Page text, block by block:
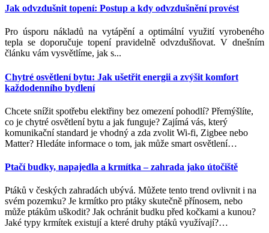
Jak odvzdušnit topení: Postup a kdy odvzdušnění provést
Pro úsporu nákladů na vytápění a optimální využití vyrobeného
tepla se doporučuje topení pravidelně odvzdušňovat. V dnešním
článku vám vysvětlíme, jak s...
Chytré osvětlení bytu: Jak ušetřit energii a zvýšit komfort
každodenního bydlení
Chcete snížit spotřebu elektřiny bez omezení pohodlí? Přemýšlíte,
co je chytré osvětlení bytu a jak funguje? Zajímá vás, který
komunikační standard je vhodný a zda zvolit Wi-fi, Zigbee nebo
Matter? Hledáte informace o tom, jak může smart osvětlení…
Ptačí budky, napajedla a krmítka – zahrada jako útočiště
Ptáků v českých zahradách ubývá. Můžete tento trend ovlivnit i na
svém pozemku? Je krmítko pro ptáky skutečně přínosem, nebo
může ptákům uškodit? Jak ochránit budku před kočkami a kunou?
Jaké typy krmítek existují a které druhy ptáků využívají?…